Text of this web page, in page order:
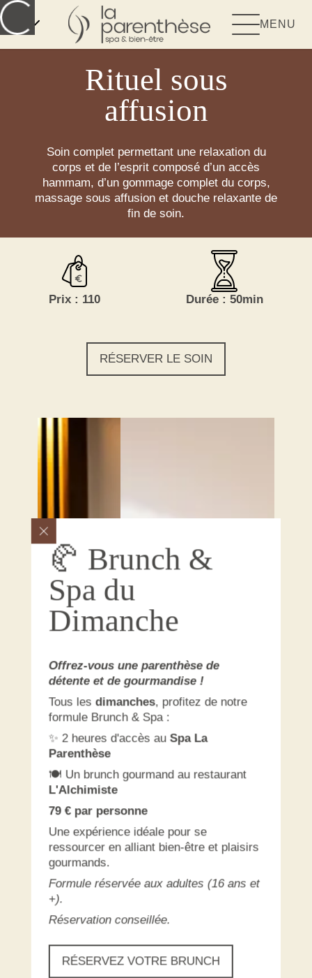
MENU
Rituel sous
affusion
Soin complet permettant une relaxation du
corps et de l’esprit composé d’un accès
hammam, d’un gommage complet du corps,
massage sous affusion et douche relaxante de
fin de soin.
Prix : 110 Durée : 50min
RÉSERVER LE SOIN
🥐 Brunch &
Spa du
Dimanche
Offrez-vous une parenthèse de
détente et de gourmandise !
Tous les dimanches, profitez de notre
formule Brunch & Spa :
✨ 2 heures d'accès au Spa La
Parenthèse
🍽️ Un brunch gourmand au restaurant
L'Alchimiste
79 € par personne
Une expérience idéale pour se
ressourcer en alliant bien-être et plaisirs
gourmands.
Formule réservée aux adultes (16 ans et
+).
Réservation conseillée.
RÉSERVEZ VOTRE BRUNCH